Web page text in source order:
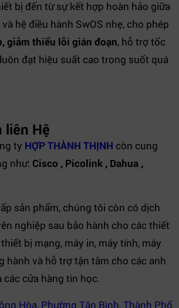
bị đến từ sự kết hợp hoàn hảo giữa
hệ điều hành SwOS nhẹ, cho phép
giảm thiểu lỗi gián đoạn, hỗ trợ tốc
đạt hiệu suất cao trong suốt quá
liên Hệ
ty HỢP THÀNH THỊNH còn cung
như: Cisco , Picolink , Dahua ,
sản phẩm, chúng tôi còn có dịch
nghiệp sau bảo hành cho các thiết
bị mạng, máy in, máy tính, máy
hành và hỗ trợ tận tâm cho các anh
các cửa hàng tin học.
Hòa, Phường Tân Bình, Thành Phố